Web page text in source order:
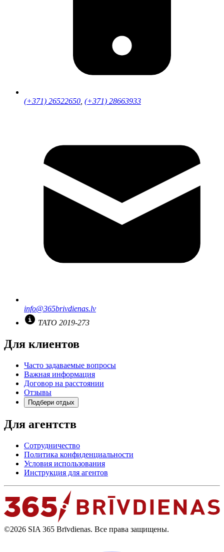
(+371) 26522650, (+371) 28663933
info@365brivdienas.lv
TATO 2019-273
Для клиентов
Часто задаваемые вопросы
Важная информация
Договор на расстоянии
Отзывы
Подбери отдых
Для агентств
Сотрудничество
Политика конфиденциальности
Условия использования
Инструкция для агентов
©2026 SIA 365 Brīvdienas. Все права защищены.